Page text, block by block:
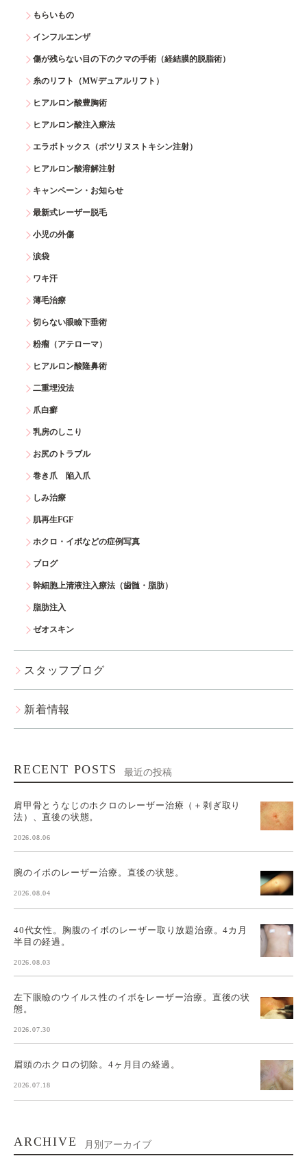
もらいもの
インフルエンザ
傷が残らない目の下のクマの手術（経結膜的脱脂術）
糸のリフト（MWデュアルリフト）
ヒアルロン酸豊胸術
ヒアルロン酸注入療法
エラボトックス（ボツリヌストキシン注射）
ヒアルロン酸溶解注射
キャンペーン・お知らせ
最新式レーザー脱毛
小児の外傷
涙袋
ワキ汗
薄毛治療
切らない眼瞼下垂術
粉瘤（アテローマ）
ヒアルロン酸隆鼻術
二重埋没法
爪白癬
乳房のしこり
お尻のトラブル
巻き爪 陥入爪
しみ治療
肌再生FGF
ホクロ・イボなどの症例写真
ブログ
幹細胞上清液注入療法（歯髄・脂肪）
脂肪注入
ゼオスキン
スタッフブログ
新着情報
RECENT POSTS 最近の投稿
肩甲骨とうなじのホクロのレーザー治療（＋剥ぎ取り
法）、直後の状態。
2026.08.06
腕のイボのレーザー治療。直後の状態。
2026.08.04
40代女性。胸腹のイボのレーザー取り放題治療。4カ月
半目の経過。
2026.08.03
左下眼瞼のウイルス性のイボをレーザー治療。直後の状
態。
2026.07.30
眉頭のホクロの切除。4ヶ月目の経過。
2026.07.18
ARCHIVE 月別アーカイブ